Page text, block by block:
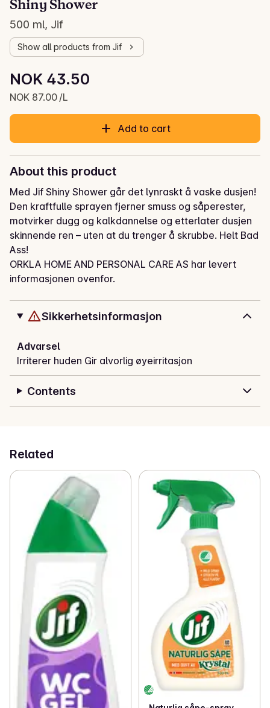
Shiny Shower
500 ml, Jif
Show all products from Jif
Current price is: NOK 43.50
NOK 43.50
NOK 87.00 /L
Unit price: NOK 87.00 /L
Add to cart
About this product
Med Jif Shiny Shower går det lynraskt å vaske dusjen!
Den kraftfulle sprayen fjerner smuss og såperester,
motvirker dugg og kalkdannelse og etterlater dusjen
skinnende ren – uten at du trenger å skrubbe. Helt Bad
Ass!
ORKLA HOME AND PERSONAL CARE AS har levert
informasjonen ovenfor.
Sikkerhetsinformasjon
Advarsel
Irriterer huden Gir alvorlig øyeirritasjon
Contents
Related